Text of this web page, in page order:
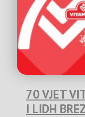
70 VJET
I LIDH